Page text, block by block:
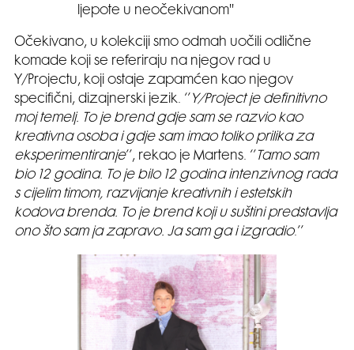
ljepote u neočekivanom''
Očekivano, u kolekciji smo odmah uočili odlične
komade koji se referiraju na njegov rad u
Y/Projectu, koji ostaje zapamćen kao njegov
specifični, dizajnerski jezik. ‘’ Y/Project je definitivno
moj temelj. To je brend gdje sam se razvio kao
kreativna osoba i gdje sam imao toliko prilika za
eksperimentiranje’’, rekao je Martens. ‘’ Tamo sam
bio 12 godina. To je bilo 12 godina intenzivnog rada
s cijelim timom, razvijanje kreativnih i estetskih
kodova brenda. To je brend koji u suštini predstavlja
ono što sam ja zapravo. Ja sam ga i izgradio.’’